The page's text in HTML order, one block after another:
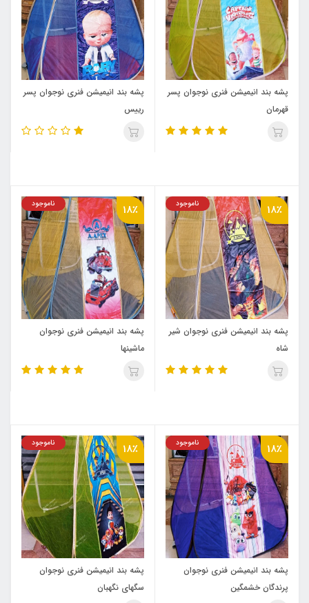
پشه‌ بند انیمیشن فنری نوجوان پسر
قهرمان
پشه‌ بند انیمیشن فنری نوجوان پسر
رییس
18٪ ناموجود
پشه‌ بند انیمیشن فنری نوجوان شیر
شاه
18٪ ناموجود
پشه‌ بند انیمیشن فنری نوجوان
ماشینها
18٪ ناموجود
پشه‌ بند انیمیشن فنری نوجوان
پرندگان خشمگین
18٪ ناموجود
پشه‌ بند انیمیشن فنری نوجوان
سگهای نگهبان